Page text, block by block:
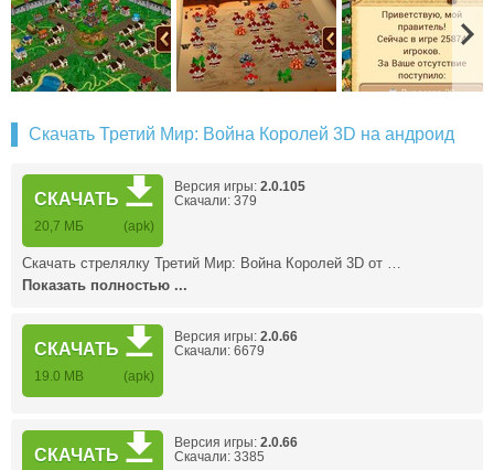
Скачать Третий Мир: Война Королей 3D на андроид
СКАЧАТЬ
20,7 МБ (apk)
Версия игры: 2.0.105
Скачали: 379
Скачать стрелялку Третий Мир: Война Королей 3D от …
Показать полностью ...
СКАЧАТЬ
19.0 MB (apk)
Версия игры: 2.0.66
Скачали: 6679
СКАЧАТЬ
Версия игры: 2.0.66
Скачали: 3385